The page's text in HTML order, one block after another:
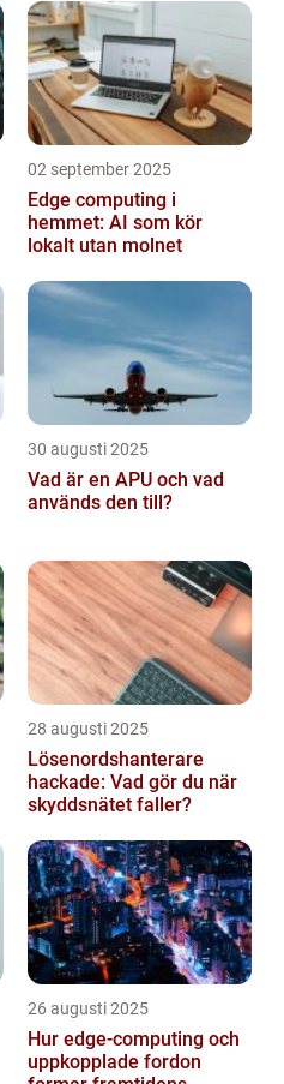
02 september 2025
Edge computing i
hemmet: AI som kör
lokalt utan molnet
30 augusti 2025
Vad är en APU och vad
används den till?
28 augusti 2025
Lösenordshanterare
hackade: Vad gör du när
skyddsnätet faller?
26 augusti 2025
Hur edge‑computing och
uppkopplade fordon